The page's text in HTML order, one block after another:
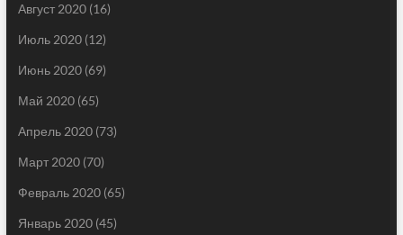
Август 2020(16)
Июль 2020(12)
Июнь 2020(69)
Май 2020(65)
Апрель 2020(73)
Март 2020(70)
Февраль 2020(65)
Январь 2020(45)